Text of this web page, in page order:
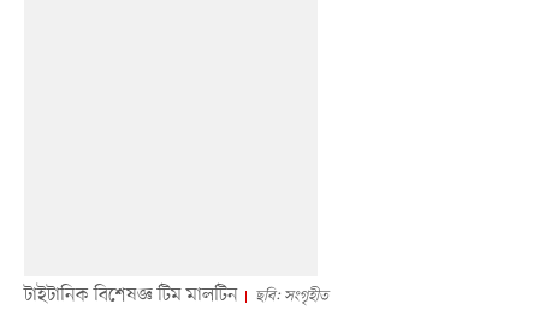
টাইটানিক বিশেষজ্ঞ টিম মালটিন ছবি: সংগৃহীত